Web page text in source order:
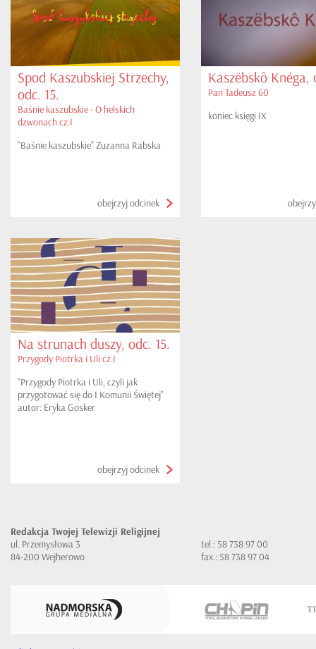
Spod Kaszubskiej Strzechy,
odc. 15.
Baśnie kaszubskie - O helskich
dzwonach cz.I
"Baśnie kaszubskie" Zuzanna Rabska
obejrzyj odcinek
Kaszëbskô Knéga,
Pan Tadeusz 60
koniec księgi IX
Na strunach duszy, odc. 15.
Przygody Piotrka i Uli cz.I
"Przygody Piotrka i Uli, czyli jak
przygotować się do I Komunii Świętej"
autor: Eryka Gosker
obejrzyj odcinek
Redakcja Twojej Telewizji Religijnej
ul. Przemysłowa 3
84-200 Wejherowo
tel.: 58 738 97 00
fax.: 58 738 97 04